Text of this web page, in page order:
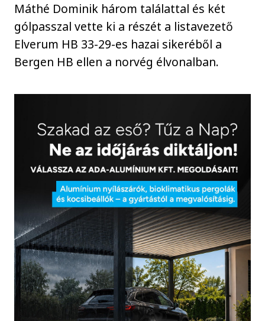
Máthé Dominik három találattal és két
gólpasszal vette ki a részét a listavezető
Elverum HB 33-29-es hazai sikeréből a
Bergen HB ellen a norvég élvonalban.